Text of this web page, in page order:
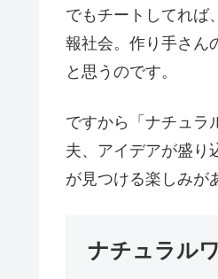
でもチートしてれば
報社会。作り手さん
と思うのです。
ですから「ナチュラ
夫、アイデアが盛り
が見つける楽しみが
ナチュラル